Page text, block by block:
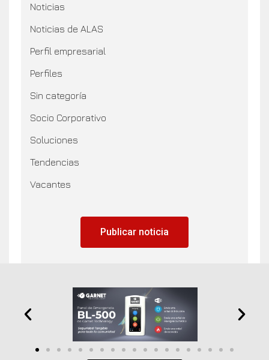
Noticias
Noticias de ALAS
Perfil empresarial
Perfiles
Sin categoría
Socio Corporativo
Soluciones
Tendencias
Vacantes
Publicar noticia